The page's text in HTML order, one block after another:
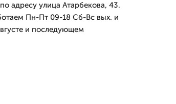
адресу улица Атарбекова, 43.
Пн-Пт 09-18 Сб-Вс вых. и
и последующем